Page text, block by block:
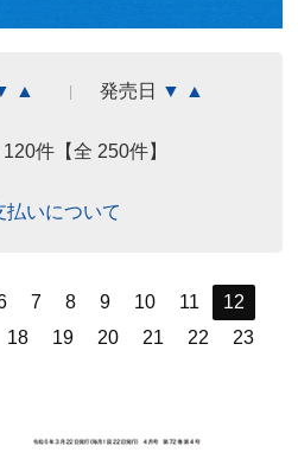
▲ 発売日 ▼ ▲
件【全 250件】
払いについて
7 8 9 10 11
12
18 19 20 21 22
23